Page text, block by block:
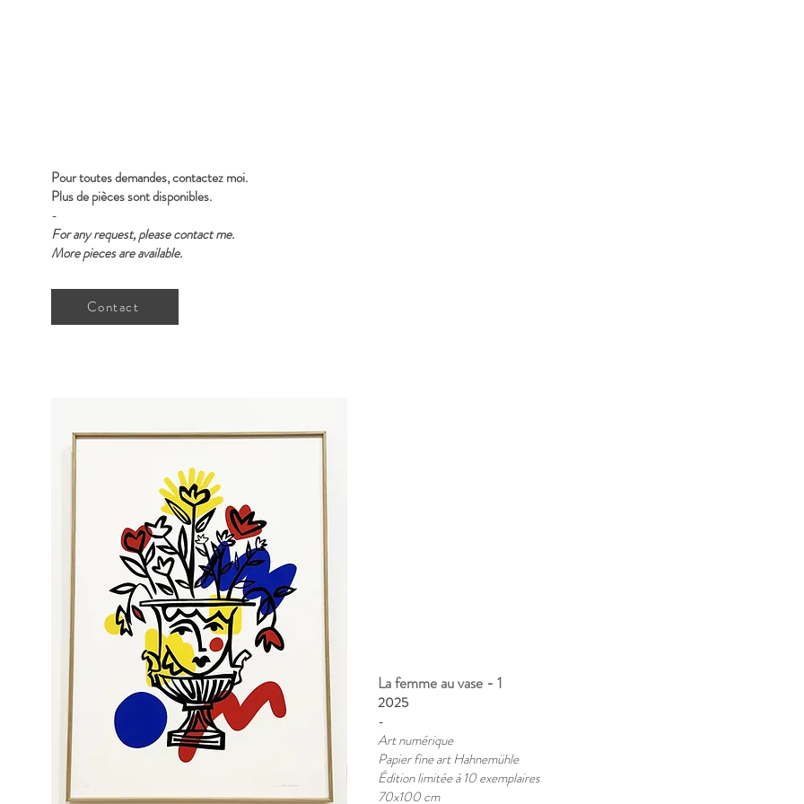
Pour toutes demandes, contactez moi.
Plus de pièces sont disponibles.
-
For any request, please contact me.
More pieces are available.
Contact
La femme au vase - 1
2025
-
Art numérique
Papier fine art Hahnemühle
Édition limitée à 10 exemplaires
70x100 cm